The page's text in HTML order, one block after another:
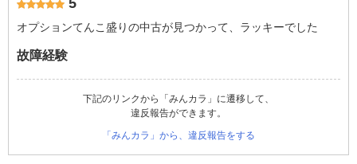
5
オプションてんこ盛りの中古が見つかって、ラッキーでした
故障経験
下記のリンクから「みんカラ」に遷移して、
違反報告ができます。
「みんカラ」から、違反報告をする